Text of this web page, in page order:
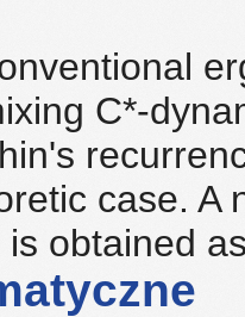
C*-
case. A
obtained